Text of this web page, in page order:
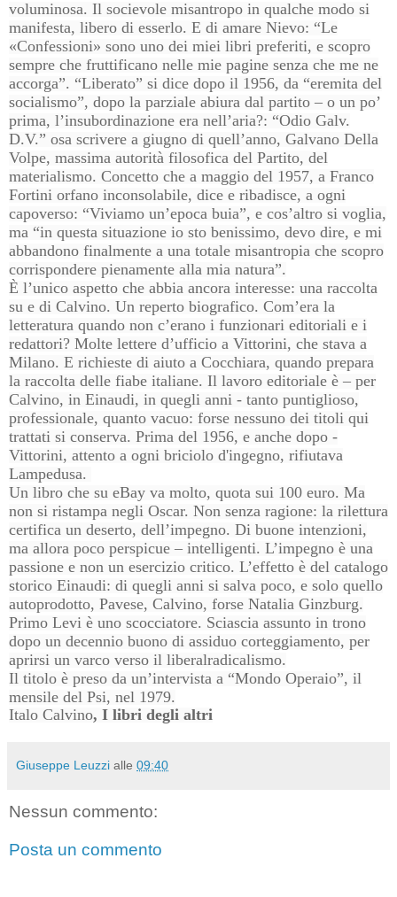
voluminosa. Il socievole misantropo in qualche modo si
manifesta, libero di esserlo. E di amare Nievo: “Le
«Confessioni» sono uno dei miei libri preferiti, e scopro
sempre che fruttificano nelle mie pagine senza che me ne
accorga”. “Liberato” si dice dopo il 1956, da “eremita del
socialismo”, dopo la parziale abiura dal partito – o un po’
prima, l’insubordinazione era nell’aria?: “Odio Galv.
D.V.” osa scrivere a giugno di quell’anno, Galvano Della
Volpe, massima autorità filosofica del Partito, del
materialismo. Concetto che a maggio del 1957, a Franco
Fortini orfano inconsolabile, dice e ribadisce, a ogni
capoverso: “Viviamo un’epoca buia”, e cos’altro si voglia,
ma “in questa situazione io sto benissimo, devo dire, e mi
abbandono finalmente a una totale misantropia che scopro
corrispondere pienamente alla mia natura”.
È l’unico aspetto che abbia ancora interesse: una raccolta
su e di Calvino. Un reperto biografico. Com’era la
letteratura quando non c’erano i funzionari editoriali e i
redattori? Molte lettere d’ufficio a Vittorini, che stava a
Milano. E richieste di aiuto a Cocchiara, quando prepara
la raccolta delle fiabe italiane. Il lavoro editoriale è – per
Calvino, in Einaudi, in quegli anni - tanto puntiglioso,
professionale, quanto vacuo: forse nessuno dei titoli qui
trattati si conserva. Prima del 1956, e anche dopo -
Vittorini, attento a ogni briciolo d'ingegno, rifiutava
Lampedusa.
Un libro che su eBay va molto, quota sui 100 euro. Ma
non si ristampa negli Oscar. Non senza ragione: la rilettura
certifica un deserto, dell’impegno. Di buone intenzioni,
ma allora poco perspicue – intelligenti. L’impegno è una
passione e non un esercizio critico. L’effetto è del catalogo
storico Einaudi: di quegli anni si salva poco, e solo quello
autoprodotto, Pavese, Calvino, forse Natalia Ginzburg.
Primo Levi è uno scocciatore. Sciascia assunto in trono
dopo un decennio buono di assiduo corteggiamento, per
aprirsi un varco verso il liberalradicalismo.
Il titolo è preso da un’intervista a “Mondo Operaio”, il
mensile del Psi, nel 1979.
Italo Calvino, I libri degli altri
Giuseppe Leuzzi alle 09:40
Nessun commento:
Posta un commento